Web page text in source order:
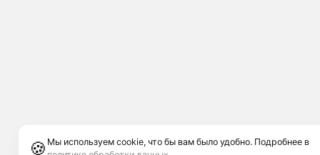
🍪 Мы используем cookie, что бы вам было удобно. Подробнее в